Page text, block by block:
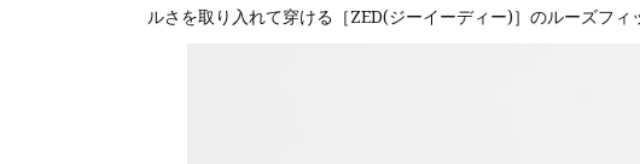
ルさを取り入れて穿ける［ZED(ジーイーディー)］のルーズフィ